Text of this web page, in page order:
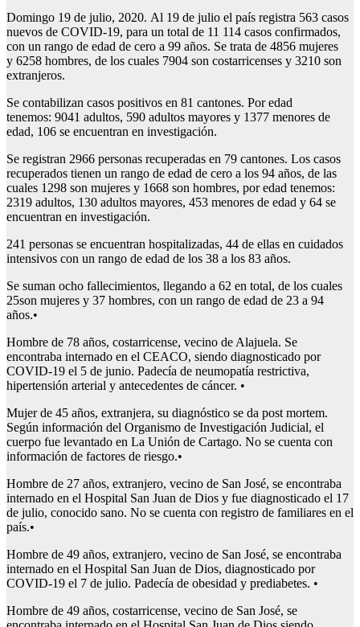
Domingo 19 de julio, 2020. Al 19 de julio el país registra 563 casos
nuevos de COVID-19, para un total de 11 114 casos confirmados,
con un rango de edad de cero a 99 años. Se trata de 4856 mujeres
y 6258 hombres, de los cuales 7904 son costarricenses y 3210 son
extranjeros.
Se contabilizan casos positivos en 81 cantones. Por edad
tenemos: 9041 adultos, 590 adultos mayores y 1377 menores de
edad, 106 se encuentran en investigación.
Se registran 2966 personas recuperadas en 79 cantones. Los casos
recuperados tienen un rango de edad de cero a los 94 años, de las
cuales 1298 son mujeres y 1668 son hombres, por edad tenemos:
2319 adultos, 130 adultos mayores, 453 menores de edad y 64 se
encuentran en investigación.
241 personas se encuentran hospitalizadas, 44 de ellas en cuidados
intensivos con un rango de edad de los 38 a los 83 años.
Se suman ocho fallecimientos, llegando a 62 en total, de los cuales
25son mujeres y 37 hombres, con un rango de edad de 23 a 94
años.•
Hombre de 78 años, costarricense, vecino de Alajuela. Se
encontraba internado en el CEACO, siendo diagnosticado por
COVID-19 el 5 de junio. Padecía de neumopatía restrictiva,
hipertensión arterial y antecedentes de cáncer. •
Mujer de 45 años, extranjera, su diagnóstico se da post mortem.
Según información del Organismo de Investigación Judicial, el
cuerpo fue levantado en La Unión de Cartago. No se cuenta con
información de factores de riesgo.•
Hombre de 27 años, extranjero, vecino de San José, se encontraba
internado en el Hospital San Juan de Dios y fue diagnosticado el 17
de julio, conocido sano. No se cuenta con registro de familiares en el
país.•
Hombre de 49 años, extranjero, vecino de San José, se encontraba
internado en el Hospital San Juan de Dios, diagnosticado por
COVID-19 el 7 de julio. Padecía de obesidad y prediabetes. •
Hombre de 49 años, costarricense, vecino de San José, se